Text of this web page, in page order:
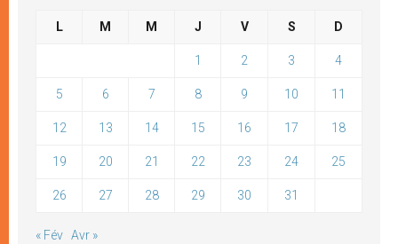
L M M J V S D
1 2 3 4
5 6 7 8 9 10 11
12 13 14 15 16 17 18
19 20 21 22 23 24 25
26 27 28 29 30 31
« Fév Avr »